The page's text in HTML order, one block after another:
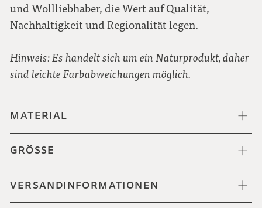
und Wollliebhaber, die Wert auf Qualität,
Nachhaltigkeit und Regionalität legen.
Hinweis: Es handelt sich um ein Naturprodukt, daher
sind leichte Farbabweichungen möglich.
MATERIAL
GRÖSSE
VERSANDINFORMATIONEN